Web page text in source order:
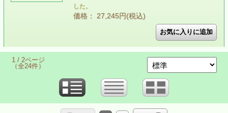
した。
価格： 27,245円(税込)
1 / 2ページ
（全24件）